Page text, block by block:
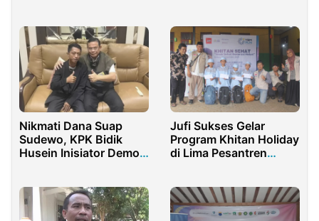
Nikmati Dana Suap
Sudewo, KPK Bidik
Husein Inisiator Demo
Jufi Sukses Gelar
Program Khitan Holiday
di Lima Pesantren